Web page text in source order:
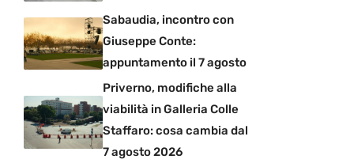
Sabaudia, incontro con
Giuseppe Conte:
appuntamento il 7 agosto
Priverno, modifiche alla
viabilità in Galleria Colle
Staffaro: cosa cambia dal
7 agosto 2026